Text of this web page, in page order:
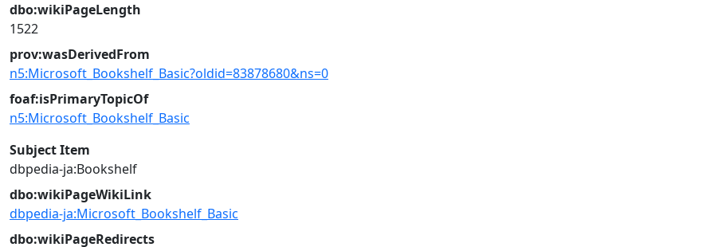
dbo:wikiPageLength
1522
prov:wasDerivedFrom
n5:Microsoft_Bookshelf_Basic?oldid=83878680&ns=0
foaf:isPrimaryTopicOf
n5:Microsoft_Bookshelf_Basic
Subject Item
dbpedia-ja:Bookshelf
dbo:wikiPageWikiLink
dbpedia-ja:Microsoft_Bookshelf_Basic
dbo:wikiPageRedirects